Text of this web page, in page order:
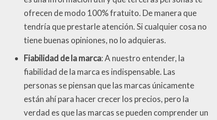
ofrecen de modo 100% fratuito. De manera que
tendría que prestarle atención. Si cualquier cosa no
tiene buenas opiniones, no lo adquieras.
Fiabilidad de la marca: A nuestro entender, la
fiabilidad de la marca es indispensable. Las
personas se piensan que las marcas únicamente
están ahí para hacer crecer los precios, pero la
verdad es que las marcas se pueden comprender un